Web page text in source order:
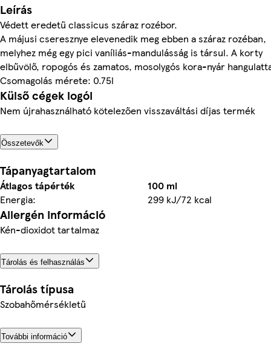
Leírás
Védett eredetű classicus száraz rozébor.
A májusi cseresznye elevenedik meg ebben a száraz rozéban,
melyhez még egy pici vaníliás-mandulásság is társul. A korty
elbűvölő, ropogós és zamatos, mosolygós kora-nyár
Csomagolás mérete: 0.75l
Külső cégek logói
Nem újrahasználható kötelezően visszaváltási díjas termék
Összetevők
Tápanyagtartalom
Átlagos tápérték
100 ml
Energia:
299 kJ/72 kcal
Allergén információ
Kén-dioxidot tartalmaz
Tárolás és felhasználás
Tárolás típusa
Szobahőmérsékletű
További információ